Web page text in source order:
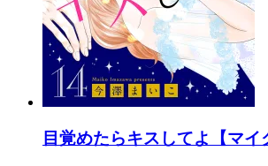
目覚めたらキスしてよ【マイ